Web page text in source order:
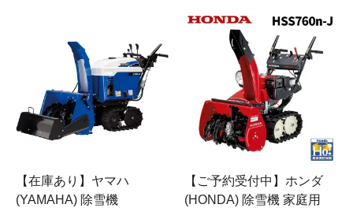
【在庫あり】ヤマハ
(YAMAHA) 除雪機
【ご予約受付中】ホンダ
(HONDA) 除雪機 家庭用